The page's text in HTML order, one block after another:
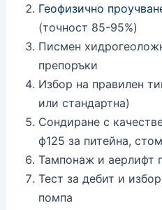
Геофизично
(точност 85-95%)
Писмен
препоръки
Избор на правилен
или стандартна)
Сондиране с
ф125 за питейна,
Тампонаж и аерлифт
Тест за дебит и
помпа